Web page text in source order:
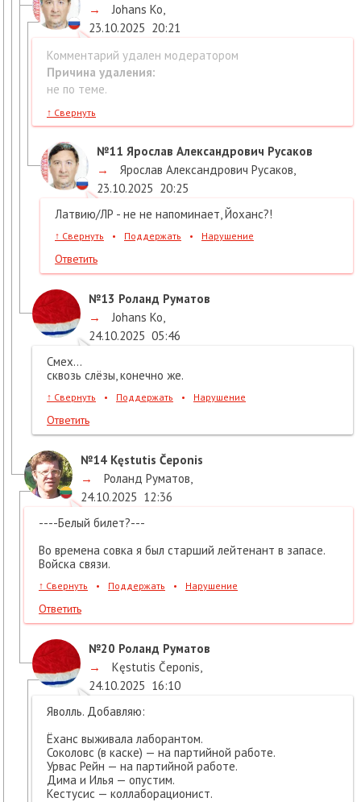
→
Johans Ko,
23.10.2025 20:21
Комментарий удален модератором
Причина удаления:
не по теме.
↑ Свернуть
№11 Ярослав Александрович Русаков
→
Ярослав Александрович Русаков,
23.10.2025 20:25
Латвию/ЛР - не не напоминает, Йоханс?!
↑ Свернуть • Поддержать • Нарушение
Ответить
№13 Роланд Руматов
→
Johans Ko,
24.10.2025 05:46
Смех…
сквозь слёзы, конечно же.
↑ Свернуть • Поддержать • Нарушение
Ответить
№14 Kęstutis Čeponis
→
Роланд Руматов,
24.10.2025 12:36
----Белый билет?---
Во времена совка я был старший лейтенант в запасе.
Войска связи.
↑ Свернуть • Поддержать • Нарушение
Ответить
№20 Роланд Руматов
→
Kęstutis Čeponis,
24.10.2025 16:10
Яволль. Добавляю:
Ёханс выживала лаборантом.
Соколовс (в каске) — на партийной работе.
Урвас Рейн — на партийной работе.
Дима и Илья — опустим.
Кестусис — коллаборационист.